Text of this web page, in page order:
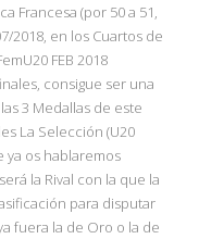
Francesa (por 50 a 51,
2018, en los Cuartos de
FEB 2018
consigue ser una
3 Medallas de este
La Selección (U20
ya os hablaremos
la Rival con la que la
para disputar
fuera la de Oro o la de